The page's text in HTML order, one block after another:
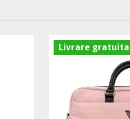
Livrare gratuita